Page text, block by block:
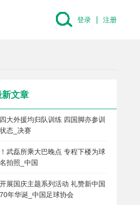
登录 注册
新文章
大外援均归队训练 四国脚亦参训
态_决赛
武磊所乘大巴晚点 专程下楼为球
拍照_中国
展国庆主题系列活动 礼赞新中国
年华诞_中国足球协会